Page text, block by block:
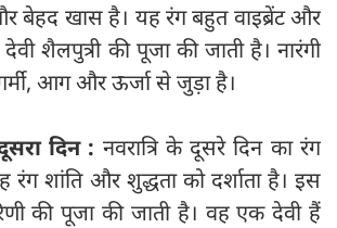
बेहद खास है। यह रंग बहुत वाइब्रेंट और
शैलपुत्री की पूजा की जाती है। नारंगी
आग और ऊर्जा से जुड़ा है।
दिन : नवरात्रि के दूसरे दिन का रंग
रंग शांति और शुद्धता को दर्शाता है। इस
की पूजा की जाती है। वह एक देवी हैं